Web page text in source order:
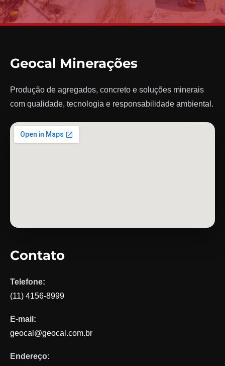
Geocal Minerações
Produção de agregados, concreto e soluções minerais
com qualidade, tecnologia e responsabilidade ambiental.
Contato
Telefone:
(11) 4156-8999
E-mail:
geocal@geocal.com.br
Endereço: